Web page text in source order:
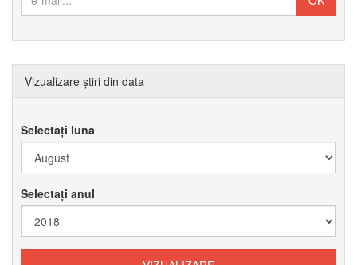
Vizualizare știri din data
Selectați luna
Selectați anul